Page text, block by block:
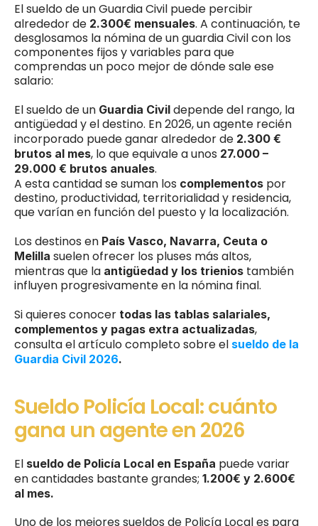
El sueldo de un Guardia Civil puede percibir
alrededor de 2.300€ mensuales. A continuación, te
desglosamos la nómina de un guardia Civil con los
componentes fijos y variables para que
comprendas un poco mejor de dónde sale ese
salario:
El sueldo de un Guardia Civil depende del rango, la
antigüedad y el destino. En 2026, un agente recién
incorporado puede ganar alrededor de 2.300 €
brutos al mes, lo que equivale a unos 27.000 –
29.000 € brutos anuales.
A esta cantidad se suman los complementos por
destino, productividad, territorialidad y residencia,
que varían en función del puesto y la localización.
Los destinos en País Vasco, Navarra, Ceuta o
Melilla suelen ofrecer los pluses más altos,
mientras que la antigüedad y los trienios también
influyen progresivamente en la nómina final.
Si quieres conocer todas las tablas salariales,
complementos y pagas extra actualizadas,
consulta el artículo completo sobre el sueldo de la
Guardia Civil 2026.
Sueldo Policía Local: cuánto
gana un agente en 2026
El sueldo de Policía Local en España puede variar
en cantidades bastante grandes; 1.200€ y 2.600€
al mes.
Uno de los mejores sueldos de Policía Local es para